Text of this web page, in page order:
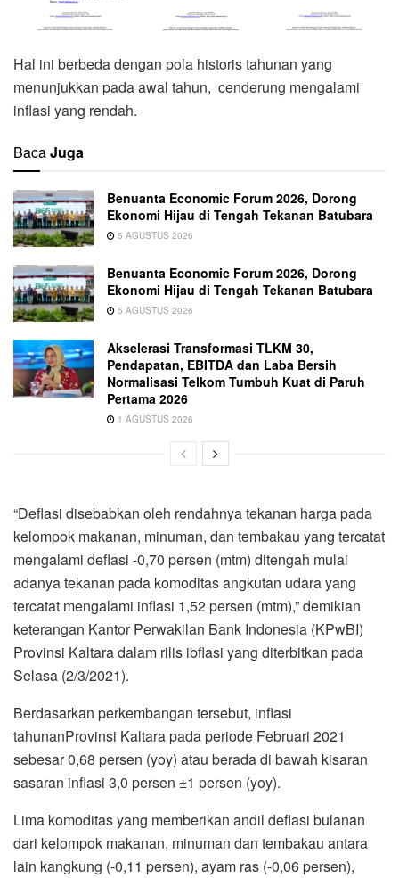
Hal ini berbeda dengan pola historis tahunan yang
menunjukkan pada awal tahun, cenderung mengalami
inflasi yang rendah.
BacaJuga
Benuanta Economic Forum 2026, Dorong
Ekonomi Hijau di Tengah Tekanan Batubara
5 AGUSTUS 2026
Benuanta Economic Forum 2026, Dorong
Ekonomi Hijau di Tengah Tekanan Batubara
5 AGUSTUS 2026
Akselerasi Transformasi TLKM 30,
Pendapatan, EBITDA dan Laba Bersih
Normalisasi Telkom Tumbuh Kuat di Paruh
Pertama 2026
1 AGUSTUS 2026
“Deflasi disebabkan oleh rendahnya tekanan harga pada
kelompok makanan, minuman, dan tembakau yang tercatat
mengalami deflasi -0,70 persen (mtm) ditengah mulai
adanya tekanan pada komoditas angkutan udara yang
tercatat mengalami inflasi 1,52 persen (mtm),” demikian
keterangan Kantor Perwakilan Bank Indonesia (KPwBI)
Provinsi Kaltara dalam rilis ibflasi yang diterbitkan pada
Selasa (2/3/2021).
Berdasarkan perkembangan tersebut, inflasi
tahunanProvinsi Kaltara pada periode Februari 2021
sebesar 0,68 persen (yoy) atau berada di bawah kisaran
sasaran inflasi 3,0 persen ±1 persen (yoy).
Lima komoditas yang memberikan andil deflasi bulanan
dari kelompok makanan, minuman dan tembakau antara
lain kangkung (-0,11 persen), ayam ras (-0,06 persen),